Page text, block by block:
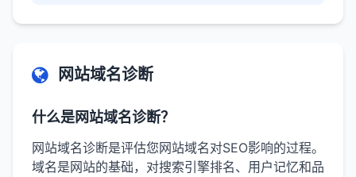
网站域名诊断
什么是网站域名诊断？
网站域名诊断是评估您网站域名对SEO影响的过程。
域名是网站的基础，对搜索引擎排名、用户记忆和品